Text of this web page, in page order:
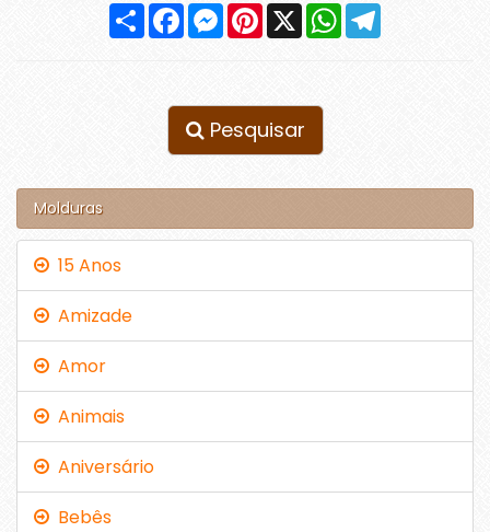
Compartilhar
FacebookMessenger
Pinterest
X WhatsApp
Pesquisar
Molduras
15 Anos
Amizade
Amor
Animais
Aniversário
Bebês